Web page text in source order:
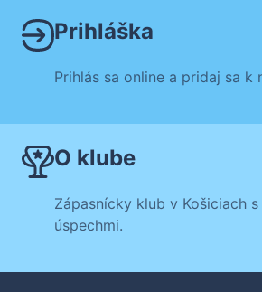
Prihláška
Prihlás sa online a pridaj sa k
O klube
Zápasnícky klub v Košiciach
úspechmi.